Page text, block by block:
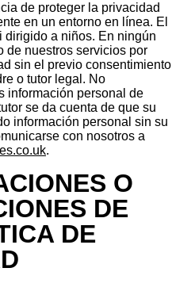
de proteger la privacidad
en un entorno en línea. El
dirigido a niños. En ningún
de nuestros servicios por
sin el previo consentimiento
o tutor legal. No
información personal de
se da cuenta de que su
información personal sin su
con nosotros a
.
O
DE
DE